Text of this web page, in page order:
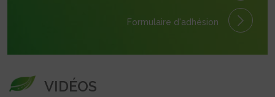
Formulaire d'adhésion
VIDÉOS